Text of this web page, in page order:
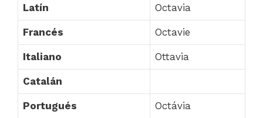
Latín Octavia
Francés Octavie
Italiano Ottavia
Catalán
Portugués Octávia